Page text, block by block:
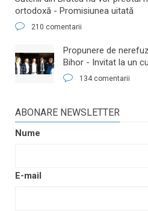
ortodoxă - Promisiunea uitată
210 comentarii
​Propunere de
Bihor - Invitat la un
134 comentarii
ABONARE NEWSLETTER
Nume
E-mail